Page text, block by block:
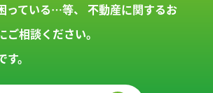
っている…等、 不動産に関するお
相談ください。
。